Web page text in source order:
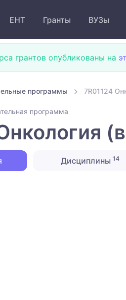
ЕНТ Гранты ВУЗы
грантов опубликованы на
программы 7R01124
программа
Дисциплины14